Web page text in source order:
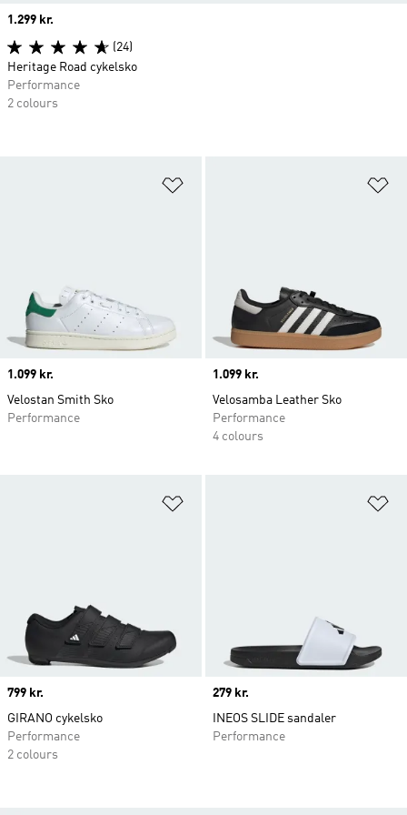
Price
1.099 kr.
Velostan Smith Sko
Performance
Price
1.099 kr.
Velosamba Leather Sko
Performance
4 colours
Price
799 kr.
GIRANO cykelsko
Performance
2 colours
Price
279 kr.
INEOS SLIDE sandaler
Performance
Price
1.299 kr.
(24)
Heritage Road cykelsko
Performance
2 colours